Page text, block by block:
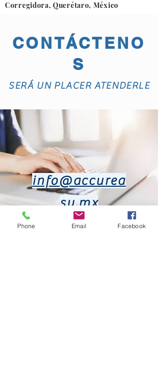
Corregidora, Querétaro, México
CONTÁCTENO
S
SERÁ UN PLACER ATENDERLE
info@accurea
sy.mx
Phone Email Facebook